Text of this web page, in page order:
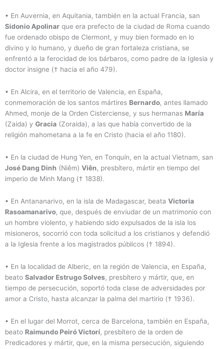
• En Auvernia, en Aquitania, también en la actual Francia, san
Sidonio Apolinar que era prefecto de la ciudad de Roma cuando
fue ordenado obispo de Clermont, y muy bien formado en lo
divino y lo humano, y dueño de gran fortaleza cristiana, se
enfrentó a la ferocidad de los bárbaros, como padre de la Iglesia y
doctor insigne († hacia el año 479).
• En Alcira, en el territorio de Valencia, en España,
conmemoración de los santos mártires Bernardo, antes llamado
Ahmed, monje de la Orden Cisterciense, y sus hermanas María
(Zaida) y Gracia (Zoraida), a las que había convertido de la
religión mahometana a la fe en Cristo (hacia el año 1180).
• En la ciudad de Hung Yen, en Tonquín, en la actual Vietnam, san
José Dang Dinh (Niêm) Viên, presbítero, mártir en tiempo del
imperio de Minh Mang († 1838).
• En Antananarivo, en la isla de Madagascar, beata Victoria
Rasoamanarivo, que, después de enviudar de un matrimonio con
un hombre violento, y habiendo sido expulsados de la isla los
misioneros, socorrió con toda solicitud a los cristianos y defendió
a la Iglesia frente a los magistrados públicos († 1894).
• En la localidad de Alberic, en la región de Valencia, en España,
beato Salvador Estrugo Solves, presbítero y mártir, que, en
tiempo de persecución, soportó toda clase de adversidades por
amor a Cristo, hasta alcanzar la palma del martirio († 1936).
• En el lugar del Morrot, cerca de Barcelona, también en España,
beato Raimundo Peiró Victorí, presbítero de la orden de
Predicadores y mártir, que, en la misma persecución, siguiendo